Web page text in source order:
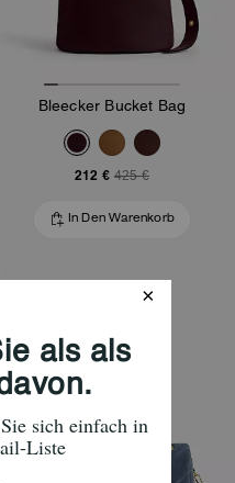
Bleecker Bucket Bag
212 € 425 €
In Den Warenkorb